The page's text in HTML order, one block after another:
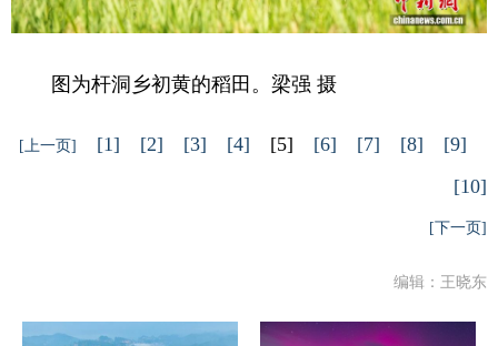
图为杆洞乡初黄的稻田。梁强 摄
[上一页] [1] [2] [3] [4] [5] [6] [7] [8]
[9]
[10]
[下一页]
编辑：王晓东